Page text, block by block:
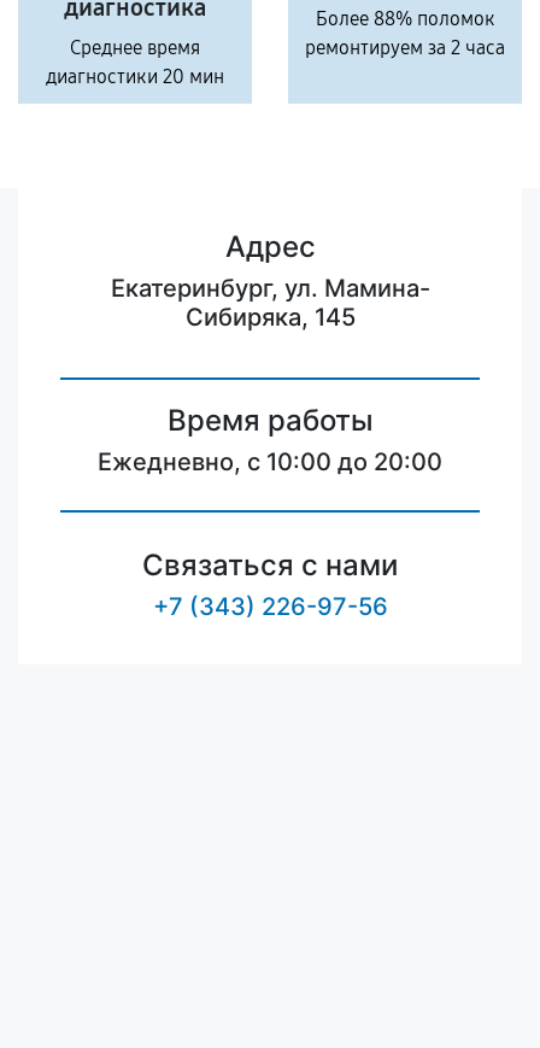
диагностика
Среднее время
диагностики 20 мин
Более 88% поломок
ремонтируем за 2 часа
Адрес
Екатеринбург, ул. Мамина-
Сибиряка, 145
Время работы
Ежедневно, с 10:00 до 20:00
Связаться с нами
+7 (343) 226-97-56